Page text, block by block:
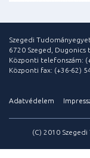
Szegedi
6720 Szeged, Dugonics
Központi telefonszám:
Központi fax: (+36-62)
Adatvédelem
(C) 2010